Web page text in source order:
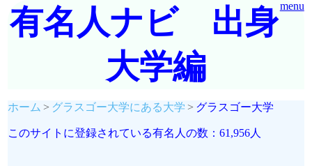
menu
有名人ナビ 出身
大学編
ホーム グラスゴー大学にある大学 グラスゴー大学
このサイトに登録されている有名人の数：61,956人